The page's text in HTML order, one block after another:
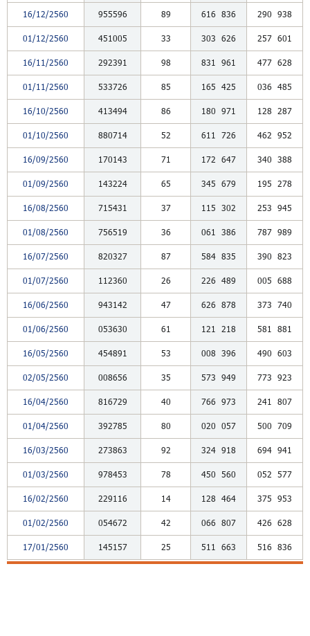
16/12/2560 955596 89 616 836 290 938
01/12/2560 451005 33 303 626 257 601
16/11/2560 292391 98 831 961 477 628
01/11/2560 533726 85 165 425 036 485
16/10/2560 413494 86 180 971 128 287
01/10/2560 880714 52 611 726 462 952
16/09/2560 170143 71 172 647 340 388
01/09/2560 143224 65 345 679 195 278
16/08/2560 715431 37 115 302 253 945
01/08/2560 756519 36 061 386 787 989
16/07/2560 820327 87 584 835 390 823
01/07/2560 112360 26 226 489 005 688
16/06/2560 943142 47 626 878 373 740
01/06/2560 053630 61 121 218 581 881
16/05/2560 454891 53 008 396 490 603
02/05/2560 008656 35 573 949 773 923
16/04/2560 816729 40 766 973 241 807
01/04/2560 392785 80 020 057 500 709
16/03/2560 273863 92 324 918 694 941
01/03/2560 978453 78 450 560 052 577
16/02/2560 229116 14 128 464 375 953
01/02/2560 054672 42 066 807 426 628
17/01/2560 145157 25 511 663 516 836